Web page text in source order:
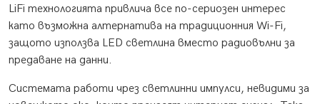
LiFi технологията привлича все по-сериозен интерес
като възможна алтернатива на традиционния Wi-Fi,
защото използва LED светлина вместо радиовълни за
предаване на данни.
Системата работи чрез светлинни импулси, невидими за